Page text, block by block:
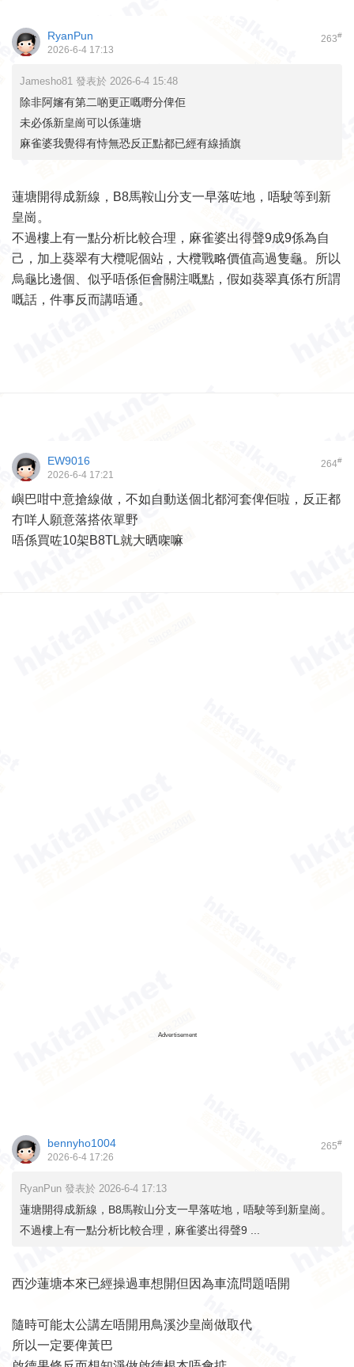
263#
RyanPun
2026-6-4 17:13
Jamesho81 發表於 2026-6-4 15:48
除非阿嬸有第二啲更正嘅嘢分俾佢
未必係新皇崗可以係蓮塘
麻雀婆我覺得有恃無恐反正點都已經有線插旗
蓮塘開得成新線，B8馬鞍山分支一早落咗地，唔駛等到新
皇崗。
不過樓上有一點分析比較合理，麻雀婆出得聲9成9係為自
己，加上葵翠有大欖呢個站，大欖戰略價值高過隻龜。所以
烏龜比邊個、似乎唔係佢會關注嘅點，假如葵翠真係冇所謂
嘅話，件事反而講唔通。
264#
EW9016
2026-6-4 17:21
嶼巴咁中意搶線做，不如自動送個北都河套俾佢啦，反正都
冇咩人願意落搭依單野
唔係買咗10架B8TL就大晒㗎嘛
Advertisement
265#
bennyho1004
2026-6-4 17:26
RyanPun 發表於 2026-6-4 17:13
蓮塘開得成新線，B8馬鞍山分支一早落咗地，唔駛等到新皇崗。
不過樓上有一點分析比較合理，麻雀婆出得聲9 ...
西沙蓮塘本來已經操過車想開但因為車流問題唔開
隨時可能太公講左唔開用鳥溪沙皇崗做取代
所以一定要俾黃巴